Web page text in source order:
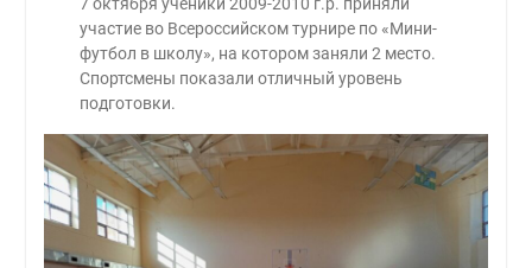
7 октября ученики 2009-2010 г.р. приняли
участие во Всероссийском турнире по «Мини-
футбол в школу», на котором заняли 2 место.
Спортсмены показали отличный уровень
подготовки.